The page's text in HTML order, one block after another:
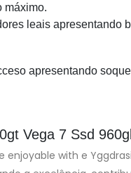
máximo.
leais apresentando
apresentando
Vega 7 Ssd
with e